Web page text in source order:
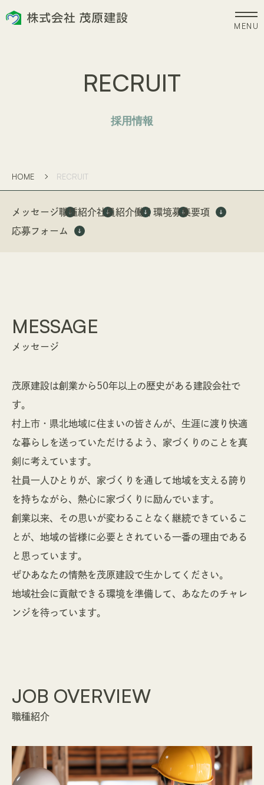
WORKS
施工事例
CONCEPT
01 完全自由設計
02 セレクトオーダー住宅
リノベーション
ZEH
新潟県版雪国型ZEH
NEWS
会社案内
RECRUIT
0120-916-036
営業時間 / 8:00〜17:00（土・日・祝定休）
RECRUIT
採用情報
HOME RECRUIT
メッセージ職種紹介社員紹介働く環境募集要項
応募フォーム
MESSAGE
メッセージ
茂原建設は創業から50年以上の歴史がある建設会社で
す。
村上市・県北地域に住まいの皆さんが、生涯に渡り快適
な暮らしを送っていただけるよう、家づくりのことを真
剣に考えています。
社員一人ひとりが、家づくりを通して地域を支える誇り
を持ちながら、熱心に家づくりに励んでいます。
創業以来、その思いが変わることなく継続できているこ
とが、地域の皆様に必要とされている一番の理由である
と思っています。
ぜひあなたの情熱を茂原建設で生かしてください。
地域社会に貢献できる環境を準備して、あなたのチャレ
ンジを待っています。
JOB OVERVIEW
職種紹介